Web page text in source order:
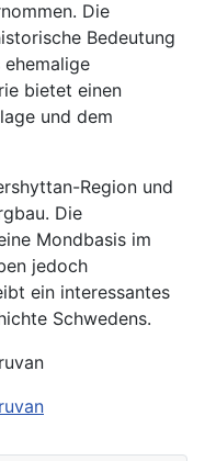
Die
Bedeutung
bietet einen
und dem
Region und
Die
Mondbasis im
jedoch
ein interessantes
Schwedens.